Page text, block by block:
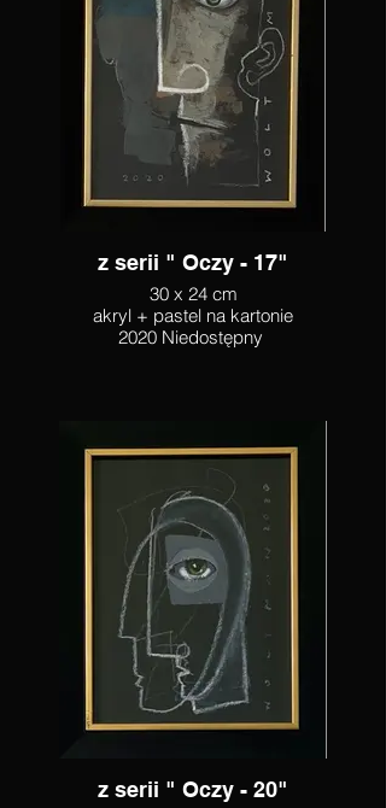
z serii " Oczy - 17"
30 x 24 cm
akryl + pastel na kartonie
2020 Niedostępny
z serii " Oczy - 20"